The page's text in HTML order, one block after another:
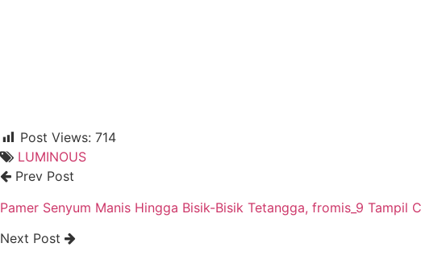
Post Views: 714
LUMINOUS
Prev Post
Pamer Senyum Manis Hingga Bisik-Bisik Tetangga, fromis_9 Tampil
Next Post